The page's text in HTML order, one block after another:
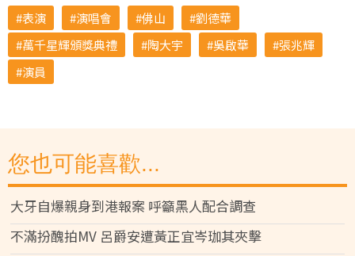
表演 演唱會 佛山
劉德華
萬千星輝頒獎典禮
陶大宇 吳啟華
張兆輝
演員
您也可能喜歡...
大牙自爆親身到港報案 呼籲黑人配合調查
不滿扮醜拍MV 呂爵安遭黃正宜岑珈其夾擊